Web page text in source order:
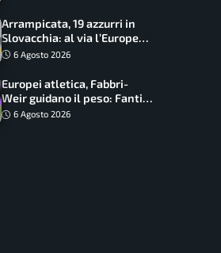
Arrampicata, 19 azzurri in
Slovacchia: al via l’Europe
Series Lead, tappa decisiva
6 Agosto 2026
Europei atletica, Fabbri-
Weir guidano il peso: Fantini
difende il titolo nel martello
6 Agosto 2026